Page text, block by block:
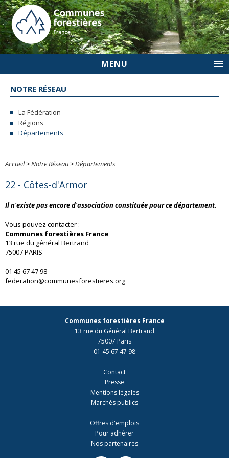
MENU
NOTRE RÉSEAU
La Fédération
Régions
Départements
Accueil>Notre Réseau >Départements
22 - Côtes-d'Armor
Il n'existe pas encore d'association constituée pour ce département.
Vous pouvez contacter :
Communes forestières France
13 rue du général Bertrand
75007 PARIS
01 45 67 47 98
federation@communesforestieres.org
Communes forestières France
13 rue du Général Bertrand
75007 Paris
01 45 67 47 98
Contact
Presse
Mentions légales
Marchés publics
Offres d'emplois
Pour adhérer
Nos partenaires